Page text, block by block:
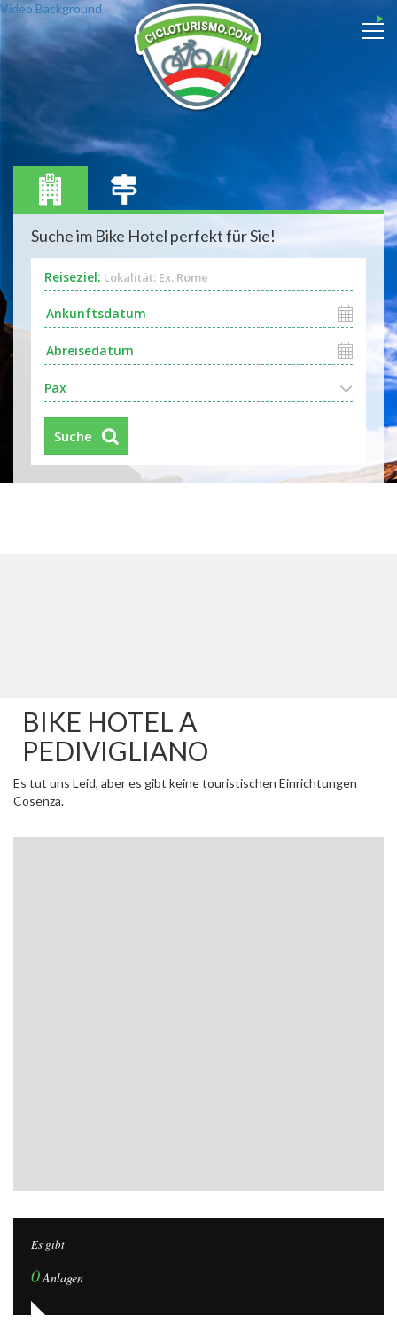
Video Background
Suche im Bike Hotel perfekt für Sie!
Reiseziel: Lokalität: Ex. Rome
Pax
Suche
BIKE HOTEL A
PEDIVIGLIANO
Es tut uns Leid, aber es gibt keine touristischen Einrichtungen
Cosenza.
Es gibt
0Anlagen